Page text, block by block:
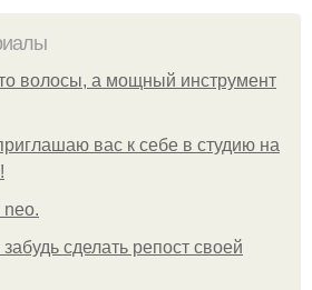
волосы, а мощный инструмент
вас к себе в студию на
neo.
сделать репост своей